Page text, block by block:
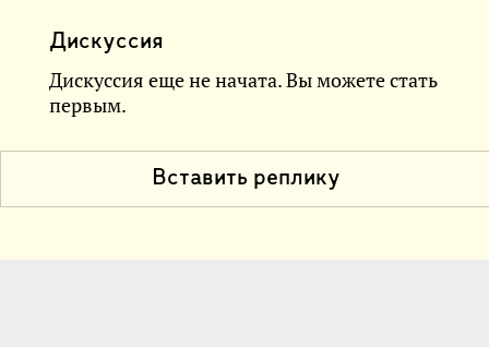
Дискуссия
Дискуссия еще не начата. Вы можете стать
первым.
Вставить реплику